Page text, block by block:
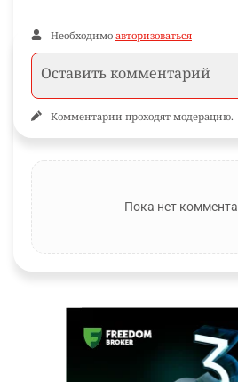
Необходимо авторизоваться
Комментарии проходят модерацию.
Пока нет